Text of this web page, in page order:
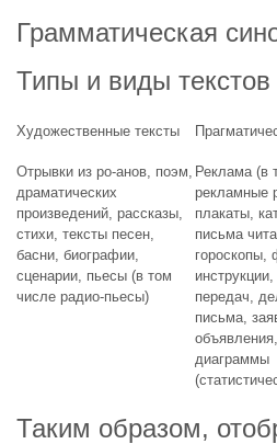
Грамматическая
Типы и виды текстов
Художественные тексты
Отрывки из ро-анов, поэм,
драматических
произведений, рассказы,
стихи, тексты песен,
басни, биографии,
сценарии, пьесы (в том
числе радио-пьесы)
Реклама (в
рекламные
плакаты,
письма
гороскопы,
передач,
письма,
диаграммы
Таким образом,